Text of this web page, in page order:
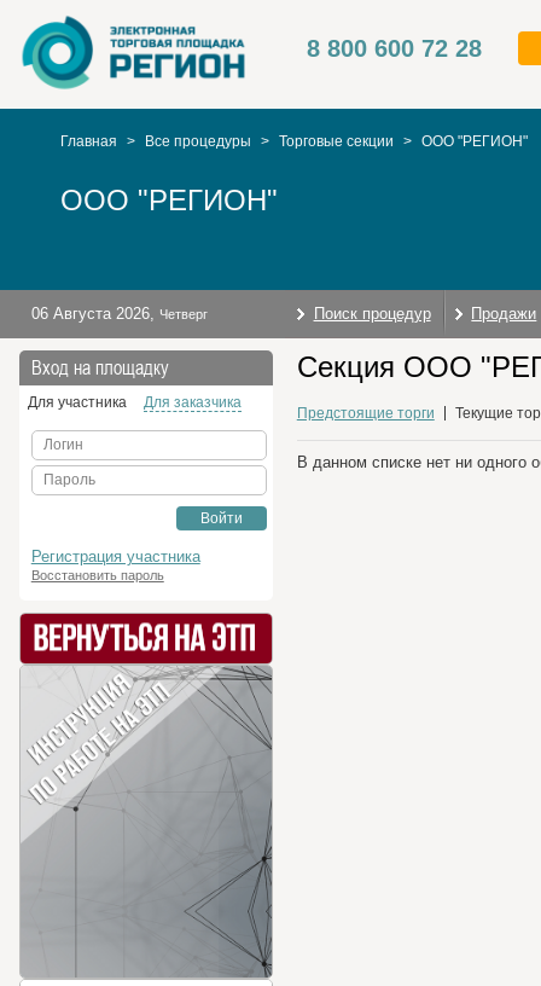
8 800 600 72 28
Главная > Все процедуры > Торговые секции > ООО "РЕГИОН"
ООО "РЕГИОН"
06 Августа 2026, Четверг Поиск процедур Продажи
Вход на площадку
Для участника Для заказчика
Логин
Пароль
Войти
Регистрация участника
Восстановить пароль
Секция ООО
Предстоящие торги Текущие
В данном списке нет ни одного